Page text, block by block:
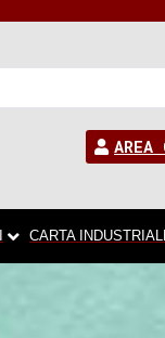
AREA
CARTA